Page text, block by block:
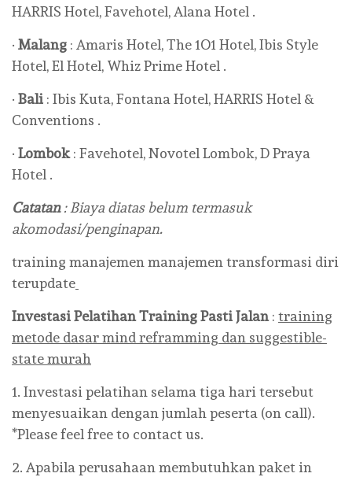
HARRIS Hotel, Favehotel, Alana Hotel .
· Malang : Amaris Hotel, The 1O1 Hotel, Ibis Style
Hotel, El Hotel, Whiz Prime Hotel .
· Bali : Ibis Kuta, Fontana Hotel, HARRIS Hotel &
Conventions .
· Lombok: Favehotel, Novotel Lombok, D Praya
Hotel .
Catatan: Biaya diatas belum termasuk
akomodasi/penginapan.
training manajemen manajemen transformasi diri
terupdate
Investasi PelatihanTrainingPasti Jalan: training
metode dasar mind reframming dan suggestible-
state murah
1. Investasi pelatihan selama tiga hari tersebut
menyesuaikan dengan jumlah peserta (on call).
*Please feel free to contact us.
2. Apabila perusahaan membutuhkan paket in